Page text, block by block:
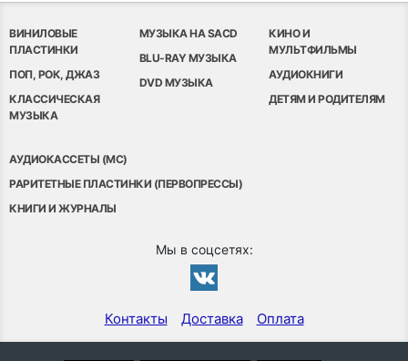
ВИНИЛОВЫЕ
ПЛАСТИНКИ
ПОП, РОК, ДЖАЗ
КЛАССИЧЕСКАЯ
МУЗЫКА
МУЗЫКА НА SACD
BLU-RAY МУЗЫКА
DVD МУЗЫКА
КИНО И
МУЛЬТФИЛЬМЫ
АУДИОКНИГИ
ДЕТЯМ И РОДИТЕЛЯМ
АУДИОКАССЕТЫ (MC)
РАРИТЕТНЫЕ ПЛАСТИНКИ (ПЕРВОПРЕССЫ)
КНИГИ И ЖУРНАЛЫ
Мы в соцсетях:
Контакты Доставка Оплата